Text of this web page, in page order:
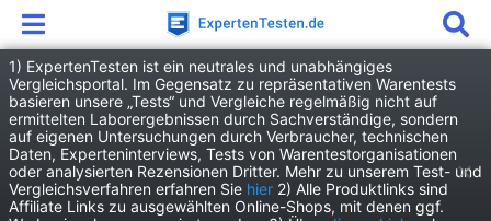
Freizeit Reise Fernbusreise
Fernbusreise Test 2026
1) ExpertenTesten ist ein neutrales und unabhängiges
Vergleichsportal. Im Gegensatz zu repräsentativen Warentests
basieren unsere „Tests“ und Vergleiche regelmäßig nicht auf
ermittelten Laborergebnissen durch Sachverständige, sondern
auf eigenen Untersuchungen durch Verbraucher, technischen
Daten, Experteninterviews, Tests von Warentestorganisationen
oder analysierten Rezensionen Dritter. Mehr zu unserem Test- und
Vergleichsverfahren erfahren Sie hier 2) Alle Produktlinks sind
Affiliate Links zu ausgewählten Online-Shops, mit denen ggf.